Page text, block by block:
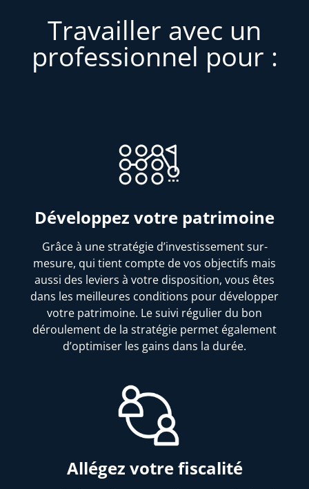
Travailler avec un
professionnel pour :
Développez votre patrimoine
Grâce à une stratégie d’investissement sur-
mesure, qui tient compte de vos objectifs mais
aussi des leviers à votre disposition, vous êtes
dans les meilleures conditions pour développer
votre patrimoine. Le suivi régulier du bon
déroulement de la stratégie permet également
d’optimiser les gains dans la durée.
Allégez votre fiscalité